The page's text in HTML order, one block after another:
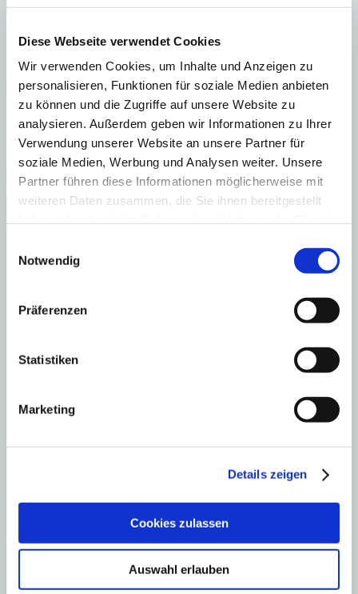
Diese Webseite verwendet Cookies
Wir verwenden Cookies, um Inhalte und Anzeigen zu
personalisieren, Funktionen für soziale Medien anbieten
zu können und die Zugriffe auf unsere Website zu
analysieren. Außerdem geben wir Informationen zu Ihrer
Verwendung unserer Website an unsere Partner für
soziale Medien, Werbung und Analysen weiter. Unsere
Partner führen diese Informationen möglicherweise mit
weiteren Daten zusammen, die Sie ihnen bereitgestellt
Notwendig
Präferenzen
Statistiken
Marketing
Details zeigen
Cookies zulassen
Auswahl erlauben
Español
Standort:Galilea
Es scheint, dass wir nicht finden, wonach Sie schauen. Vielleicht
hilft eine Suche weiter.
nach
Immobilien Bendinat
Immobilien Camp de Mar
Immobilien Costa de la Calma
Immobilien El Toro
Immobilien Portocolom
Immobilien Paguera
Immobilien Palma de Mallorca
Immobilien Portals Nous
Immobilien Ses Salines
Immobilien Santanyi
Immobilien Sol de Mallorca
Immobilien Son Font
Immobilien Felanitx